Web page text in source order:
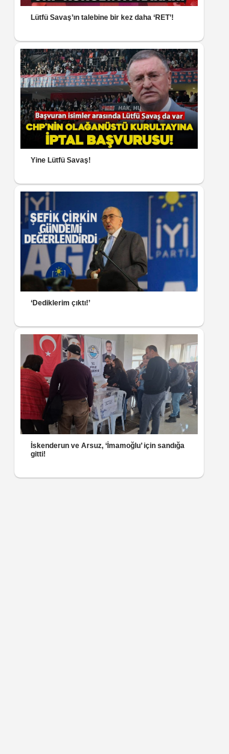
Lütfü Savaş’ın talebine bir kez daha ‘RET’!
Yine Lütfü Savaş!
‘Dediklerim çıktı!’
İskenderun ve Arsuz, ‘İmamoğlu’ için sandığa
gitti!